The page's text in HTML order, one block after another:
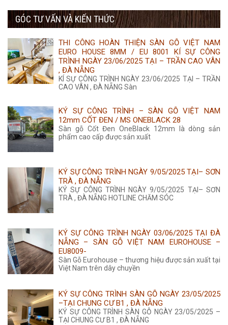
435.000 ₫.
là:
tại
14.500 ₫.
GÓC TƯ VẤN VÀ KIẾN THỨC
THI CÔNG HOÀN THIỆN SÀN GỖ VIỆT NAM
EURO HOUSE 8MM / EU 8001 KÍ SỰ CÔNG
TRÌNH NGÀY 23/06/2025 TẠI – TRẦN CAO VÂN
, ĐÀ NẴNG
KÍ SỰ CÔNG TRÌNH NGÀY 23/06/2025 TẠI – TRẦN
CAO VÂN , ĐÀ NẴNG Sàn
KÝ SỰ CÔNG TRÌNH – SÀN GỖ VIỆT NAM
12mm CỐT ĐEN / MS ONEBLACK 28
Sàn gỗ Cốt Đen OneBlack 12mm là dòng sản
phẩm cao cấp được sản xuất
KÝ SỰ CÔNG TRÌNH NGÀY 9/05/2025 TẠI– SƠN
TRÀ , ĐÀ NẴNG
KÝ SỰ CÔNG TRÌNH NGÀY 9/05/2025 TẠI– SƠN
TRÀ , ĐÀ NẴNG HOTLINE CHĂM SÓC
KÝ SỰ CÔNG TRÌNH NGÀY 03/06/2025 TẠI ĐÀ
NẴNG – SÀN GỖ VIỆT NAM EUROHOUSE –
EU8009-
Sàn Gỗ Eurohouse – thương hiệu được sản xuất tại
Việt Nam trên dây chuyền
KÝ SỰ CÔNG TRÌNH SÀN GỖ NGÀY 23/05/2025
–TẠI CHUNG CƯ B1 , ĐÀ NẴNG
KÝ SỰ CÔNG TRÌNH SÀN GỖ NGÀY 23/05/2025 –
TẠI CHUNG CƯ B1 , ĐÀ NẴNG